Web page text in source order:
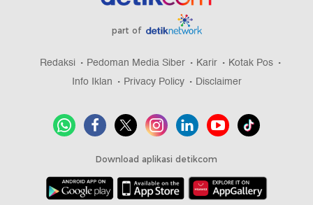
part of
Redaksi Pedoman Media Siber Karir
Kotak Pos
Info Iklan
Privacy Policy Disclaimer
Download aplikasi detikcom